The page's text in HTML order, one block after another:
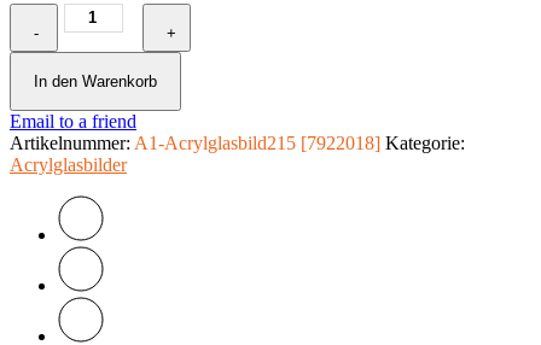
-
Acrylglasbild
-
Cyclamen
Dream
Menge
+
In den Warenkorb
Email to a friend
Artikelnummer: A1-Acrylglasbild215 [7922018] Kategorie:
Acrylglasbilder